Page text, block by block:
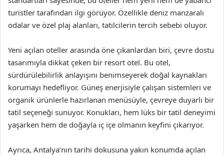
turistler tarafından ilgi görüyor. Özellikle deniz manzaralı
odalar ve özel plaj alanları, tatilcilerin tercih sebebi oluyor.
Yeni açılan oteller arasında öne çıkanlardan biri, çevre dostu
tasarımıyla dikkat çeken bir resort otel. Bu otel,
sürdürülebilirlik anlayışını benimseyerek doğal kaynakları
korumayı hedefliyor. Güneş enerjisiyle çalışan sistemleri ve
organik ürünlerle hazırlanan menüsüyle, çevreye duyarlı bir
tatil seçeneği sunuyor. Konukları, hem lüks bir tatil deneyimi
yaşarken hem de doğayla iç içe olmanın keyfini çıkarıyor.
Ayrıca, Antalya’nın tarihi dokusuna yakın konumda açılan